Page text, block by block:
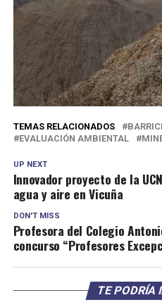
TEMAS RELACIONADOS
EVALUACIÓN AMBIENTAL
UP NEXT
Innovador proyecto de la
agua y aire en Vicuña
DON'T MISS
Profesora del Colegio
concurso “Profesores
TE PODRÍA